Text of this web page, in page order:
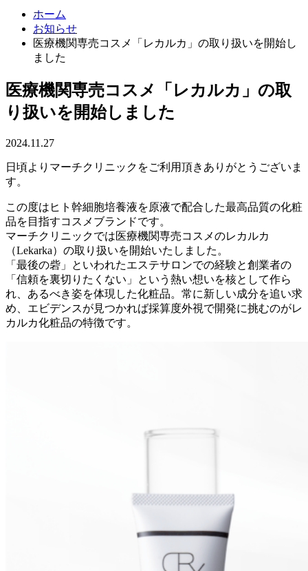
ホーム
お知らせ
医療機関専売コスメ「レカルカ」の取り扱いを開始し
ました
医療機関専売コスメ「レカルカ」の取
り扱いを開始しました
2024.11.27
日頃よりマーチクリニックをご利用頂きありがとうございま
す。
この度はヒト幹細胞培養液を原液で配合した最高品質の化粧
品を目指すコスメブランドです。
マーチクリニックでは医療機関専売コスメのレカルカ
（Lekarka）の取り扱いを開始いたしました。
「最後の砦」といわれたエステサロンでの経験と創業者の
「信頼を裏切りたくない」という熱い想いを核として作ら
れ、あるべき姿を体現した化粧品。常に新しい成分を追い求
め、エビデンスが見つかれば採算度外視で開発に挑むのがレ
カルカ化粧品の特徴です。